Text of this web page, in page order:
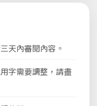
天內審閱內容。
字需要調整，請盡